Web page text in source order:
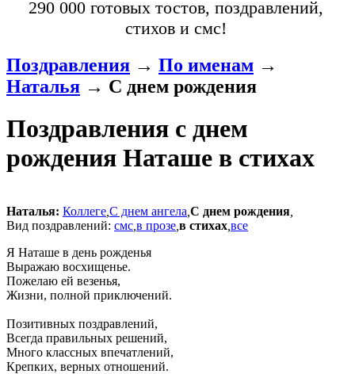
290 000 готовых тостов, поздравлений,
стихов и смс!
Поздравления → По именам →
Наталья → С днем рождения
Поздравления с днем
рождения Наташе в стихах
Наталья: Коллеге С днем ангела С днем рождения
Вид поздравлений: смс в прозе в стихах все
Я Наташе в день рожденья
Выражаю восхищенье.
Пожелаю ей везенья,
Жизни, полной приключений.
Позитивных поздравлений,
Всегда правильных решений,
Много классных впечатлений,
Крепких, верных отношений.